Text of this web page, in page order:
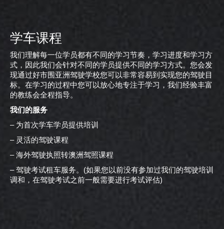
学车课程
我们理解每一位学员都有不同的学习节奏，学习进度和学习方
式，因此我们会针对不同的学员提供不同的学习方式。您会发
现通过好市围亚洲驾驶学校您可以非常容易到实现您的驾驶目
标。在学习的过程中您可以放心地专注于学习，我们经验丰富
的教练会全程指导。
我们的服务
– 为首次学车学员提供培训
– 灵活的驾驶课程
– 海外驾驶执照转澳洲驾照课程
– 驾驶考试租车服务。(如果您以前没有参加过我们的驾驶培训
调和，在驾驶考试之前一般需要进行考试评估)